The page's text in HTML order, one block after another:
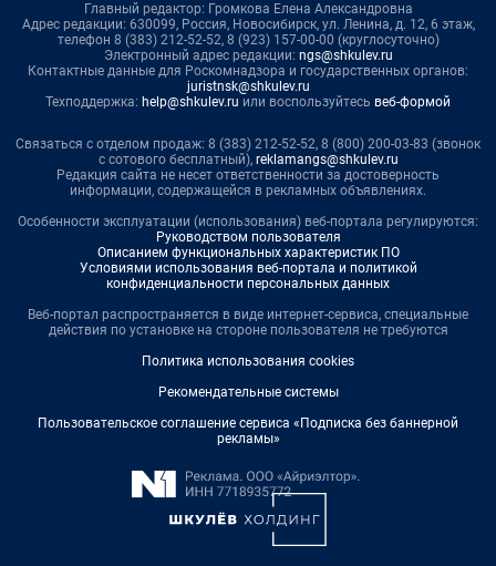
Главный редактор: Громкова Елена Александровна
Адрес редакции: 630099, Россия, Новосибирск, ул. Ленина, д. 12, 6 этаж,
телефон 8 (383) 212-52-52, 8 (923) 157-00-00 (круглосуточно)
Электронный адрес редакции: ngs@shkulev.ru
Контактные данные для Роскомнадзора и государственных органов:
juristnsk@shkulev.ru
Техподдержка: help@shkulev.ru или воспользуйтесь веб-формой
Связаться с отделом продаж: 8 (383) 212-52-52, 8 (800) 200-03-83 (звонок
с сотового бесплатный), reklamangs@shkulev.ru
Редакция сайта не несет ответственности за достоверность
информации, содержащейся в рекламных объявлениях.
Особенности эксплуатации (использования) веб-портала регулируются:
Руководством пользователя
Описанием функциональных характеристик ПО
Условиями использования веб-портала и политикой
конфиденциальности персональных данных
Веб-портал распространяется в виде интернет-сервиса, специальные
действия по установке на стороне пользователя не требуются
Политика использования cookies
Рекомендательные системы
Пользовательское соглашение сервиса «Подписка без баннерной
рекламы»